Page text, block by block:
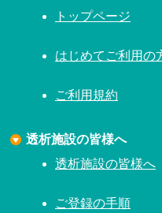
トップページ
はじめてご利用の
ご利用規約
透析施設の皆様へ
透析施設の皆様へ
ご登録の手順